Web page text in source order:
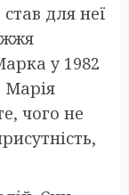
для неї
у 1982
Марія
чого не